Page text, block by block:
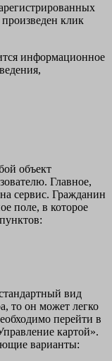
клик
информационное
объект
Главное,
сервис. Гражданин
поле, в которое
вид
то он может легко
перейти в
картой».
варианты: